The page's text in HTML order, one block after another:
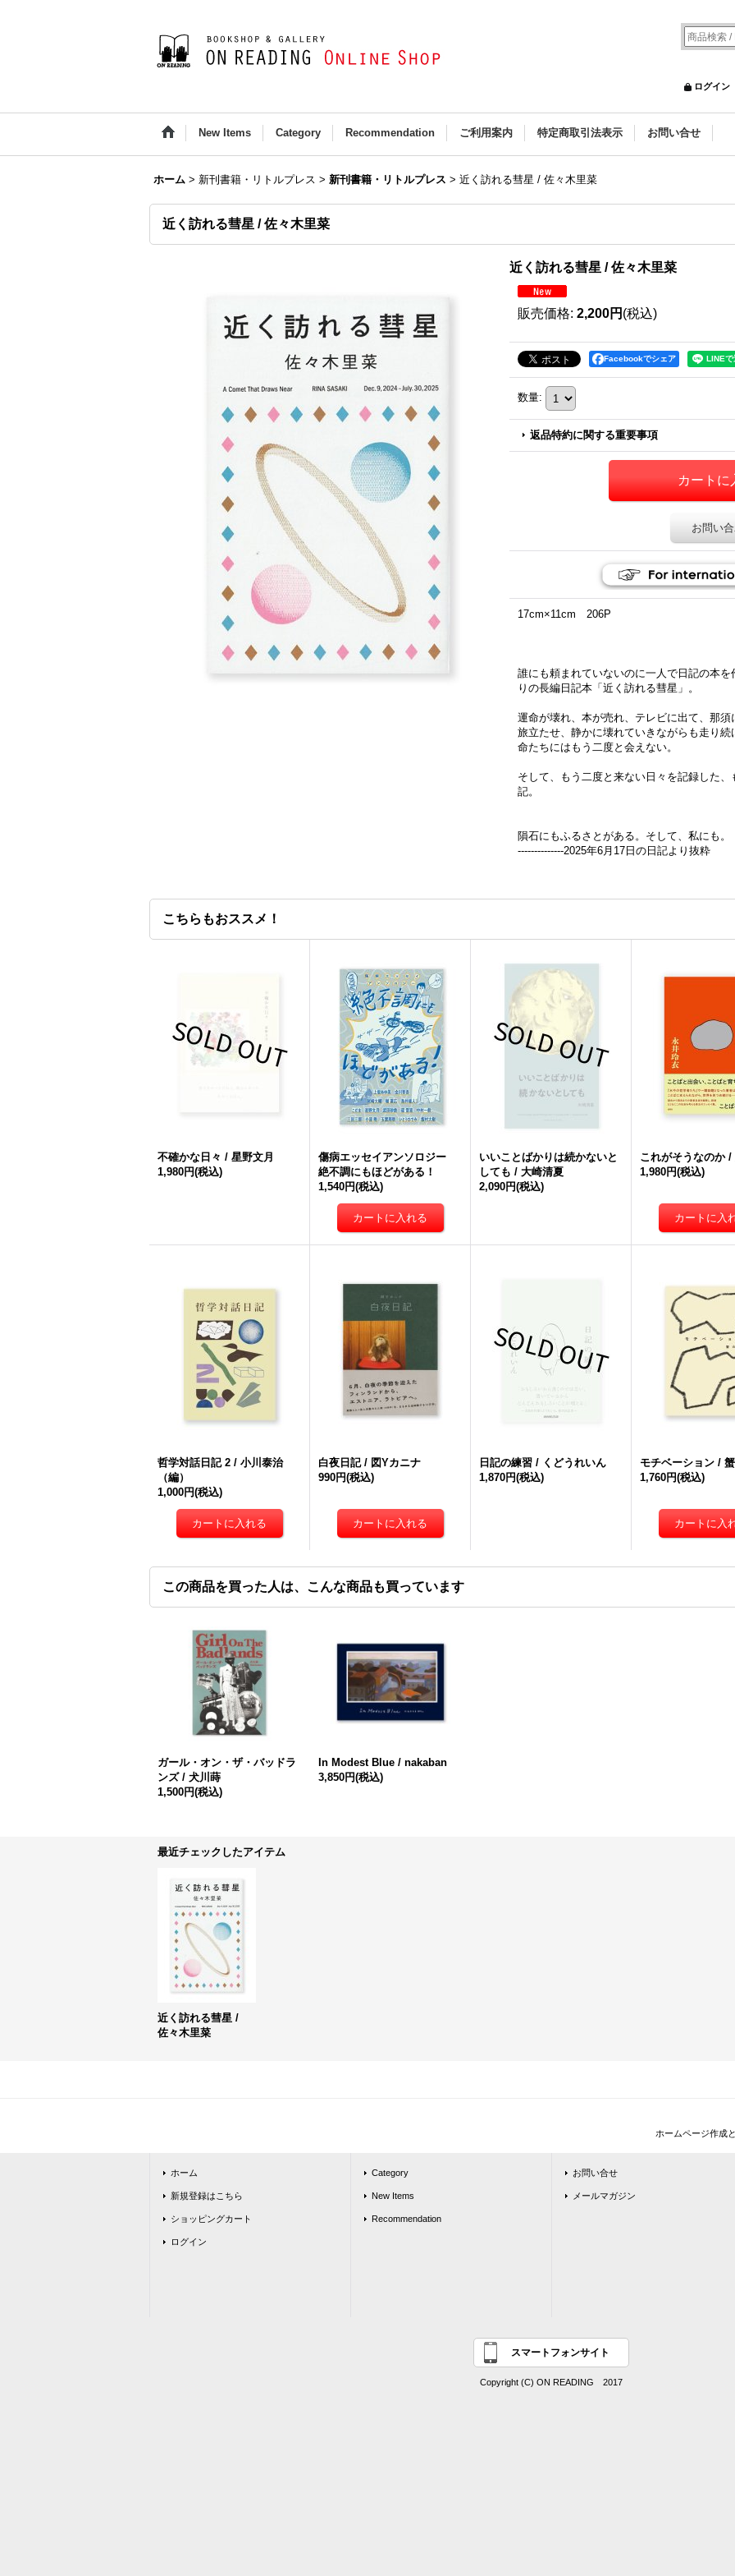
ログイン
New Items Category Recommendation ご利用案内 特定商取引法表示 お問い合せ
ホーム > 新刊書籍・リトルプレス > 新刊書籍・リトルプレス > 近く訪れる彗星 / 佐々木里菜
近く訪れる彗星 / 佐々木里菜
近く訪れる彗星 / 佐々木里菜
販売価格: 2,200円 (税込)
Facebookでシェア
数量:
返品特約に関する重要事項
お問い
17cm×11cm 206P
誰にも頼まれていないのに一人で日記の本
りの長編日記本「近く訪れる彗星」。
運命が壊れ、本が売れ、テレビに出て、那須
旅立たせ、静かに壊れていきながらも走り
命たちにはもう二度と会えない。
そして、もう二度と来ない日々を記録した
記。
隕石にもふるさとがある。そして、私にも。
--------------2025年6月17日の日記より抜粋
こちらもおススメ！
不確かな日々 / 星野文月
1,980円(税込)
傷病エッセイアンソロジー
絶不調にもほどがある！
1,540円(税込)
いいことばかりは続かないと
しても / 大崎清夏
2,090円(税込)
これがそうなのか /
1,980円(税込)
哲学対話日記 2 / 小川泰治
（編）
1,000円(税込)
白夜日記 / 図Yカニナ
990円(税込)
日記の練習 / くどうれいん
1,870円(税込)
モチベーション /
1,760円(税込)
この商品を買った人は、こんな商品も買っています
ガール・オン・ザ・バッドラ
ンズ / 犬川蒔
1,500円(税込)
In Modest Blue / nakaban
3,850円(税込)
最近チェックしたアイテム
近く訪れる彗星 /
佐々木里菜
ホームページ作成
ホーム
新規登録はこちら
ショッピングカート
ログイン
Category
New Items
Recommendation
お問い合せ
メールマガジン
スマートフォンサイト
Copyright (C) ON READING 2017